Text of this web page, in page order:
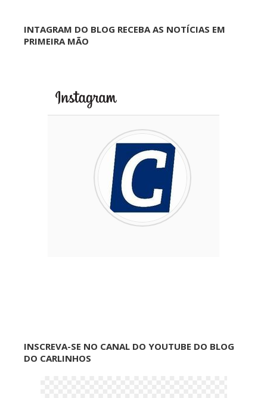
INTAGRAM DO BLOG RECEBA AS NOTÍCIAS EM
PRIMEIRA MÃO
INSCREVA-SE NO CANAL DO YOUTUBE DO BLOG
DO CARLINHOS